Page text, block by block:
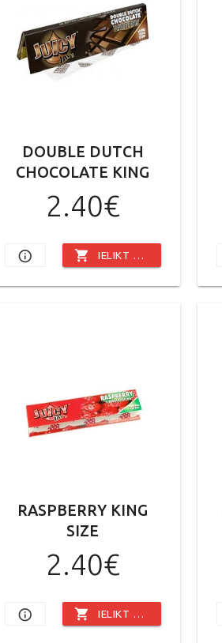
DOUBLE DUTCH
CHOCOLATE KING
SIZE
2.40€
info_outline shopping_cart IELIKT GROZĀ
RASPBERRY KING
SIZE
2.40€
info_outline shopping_cart IELIKT GROZĀ